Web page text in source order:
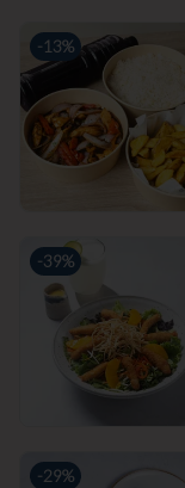
-13%
-39%
-29%